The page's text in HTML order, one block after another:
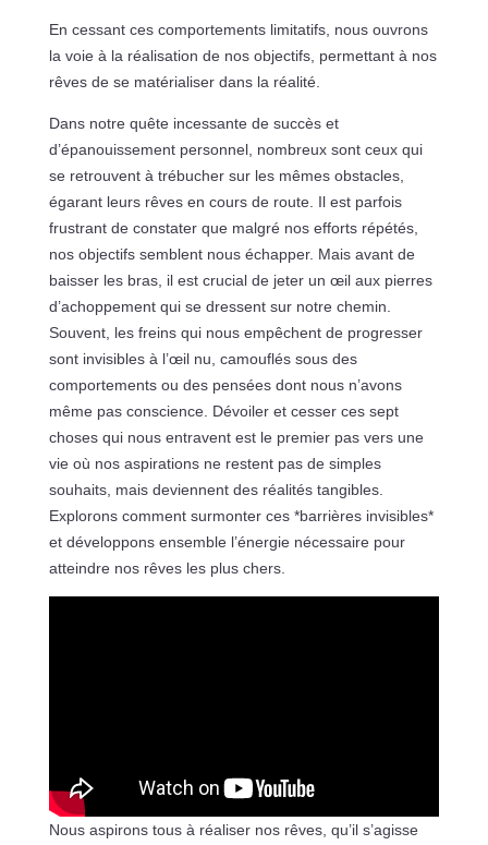
En cessant ces comportements limitatifs, nous ouvrons
la voie à la réalisation de nos objectifs, permettant à nos
rêves de se matérialiser dans la réalité.
Dans notre quête incessante de succès et
d’épanouissement personnel, nombreux sont ceux qui
se retrouvent à trébucher sur les mêmes obstacles,
égarant leurs rêves en cours de route. Il est parfois
frustrant de constater que malgré nos efforts répétés,
nos objectifs semblent nous échapper. Mais avant de
baisser les bras, il est crucial de jeter un œil aux pierres
d’achoppement qui se dressent sur notre chemin.
Souvent, les freins qui nous empêchent de progresser
sont invisibles à l’œil nu, camouflés sous des
comportements ou des pensées dont nous n’avons
même pas conscience. Dévoiler et cesser ces sept
choses qui nous entravent est le premier pas vers une
vie où nos aspirations ne restent pas de simples
souhaits, mais deviennent des réalités tangibles.
Explorons comment surmonter ces *barrières invisibles*
et développons ensemble l’énergie nécessaire pour
atteindre nos rêves les plus chers.
Nous aspirons tous à réaliser nos rêves, qu’il s’agisse